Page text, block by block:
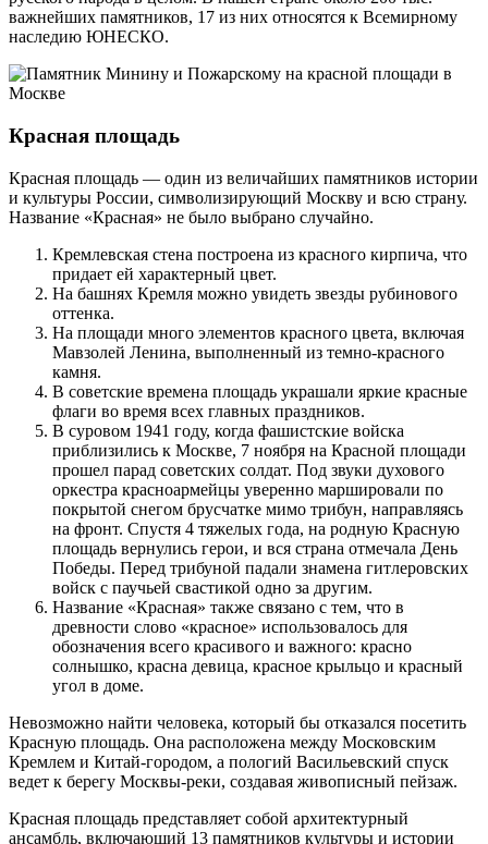
важнейших памятников, 17 из них относятся к Всемирному
наследию ЮНЕСКО.
Красная площадь
Красная площадь — один из величайших памятников истории
и культуры России, символизирующий Москву и всю страну.
Название «Красная» не было выбрано случайно.
Кремлевская стена построена из красного кирпича, что
придает ей характерный цвет.
На башнях Кремля можно увидеть звезды рубинового
оттенка.
На площади много элементов красного цвета, включая
Мавзолей Ленина, выполненный из темно-красного
камня.
В советские времена площадь украшали яркие красные
флаги во время всех главных праздников.
В суровом 1941 году, когда фашистские войска
приблизились к Москве, 7 ноября на Красной площади
прошел парад советских солдат. Под звуки духового
оркестра красноармейцы уверенно маршировали по
покрытой снегом брусчатке мимо трибун, направляясь
на фронт. Спустя 4 тяжелых года, на родную Красную
площадь вернулись герои, и вся страна отмечала День
Победы. Перед трибуной падали знамена гитлеровских
войск с паучьей свастикой одно за другим.
Название «Красная» также связано с тем, что в
древности слово «красное» использовалось для
обозначения всего красивого и важного: красно
солнышко, красна девица, красное крыльцо и красный
угол в доме.
Невозможно найти человека, который бы отказался посетить
Красную площадь. Она расположена между Московским
Кремлем и Китай-городом, а пологий Васильевский спуск
ведет к берегу Москвы-реки, создавая живописный пейзаж.
Красная площадь представляет собой архитектурный
ансамбль, включающий 13 памятников культуры и истории